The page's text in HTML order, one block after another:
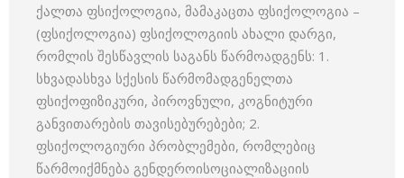
ქალთა ფსიქოლოგია, მამაკაცთა ფსიქოლოგია –
(ფსიქოლოგია) ფსიქოლოგიის ახალი დარგი,
რომლის შესწავლის საგანს წარმოადგენს: 1.
სხვადასხვა სქესის წარმომადგენელთა
ფსიქოფიზიკური, პიროვნული, კოგნიტური
განვითარების თავისებურებები; 2.
ფსიქოლოგიური პრობლემები, რომლებიც
წარმოიქმნება გენდეროისოციალიზაციის